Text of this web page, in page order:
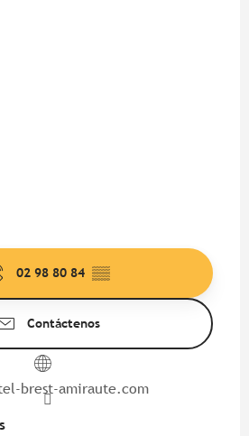
02 98 80 84 ▒▒
Contáctenos
brest-amiraute.com